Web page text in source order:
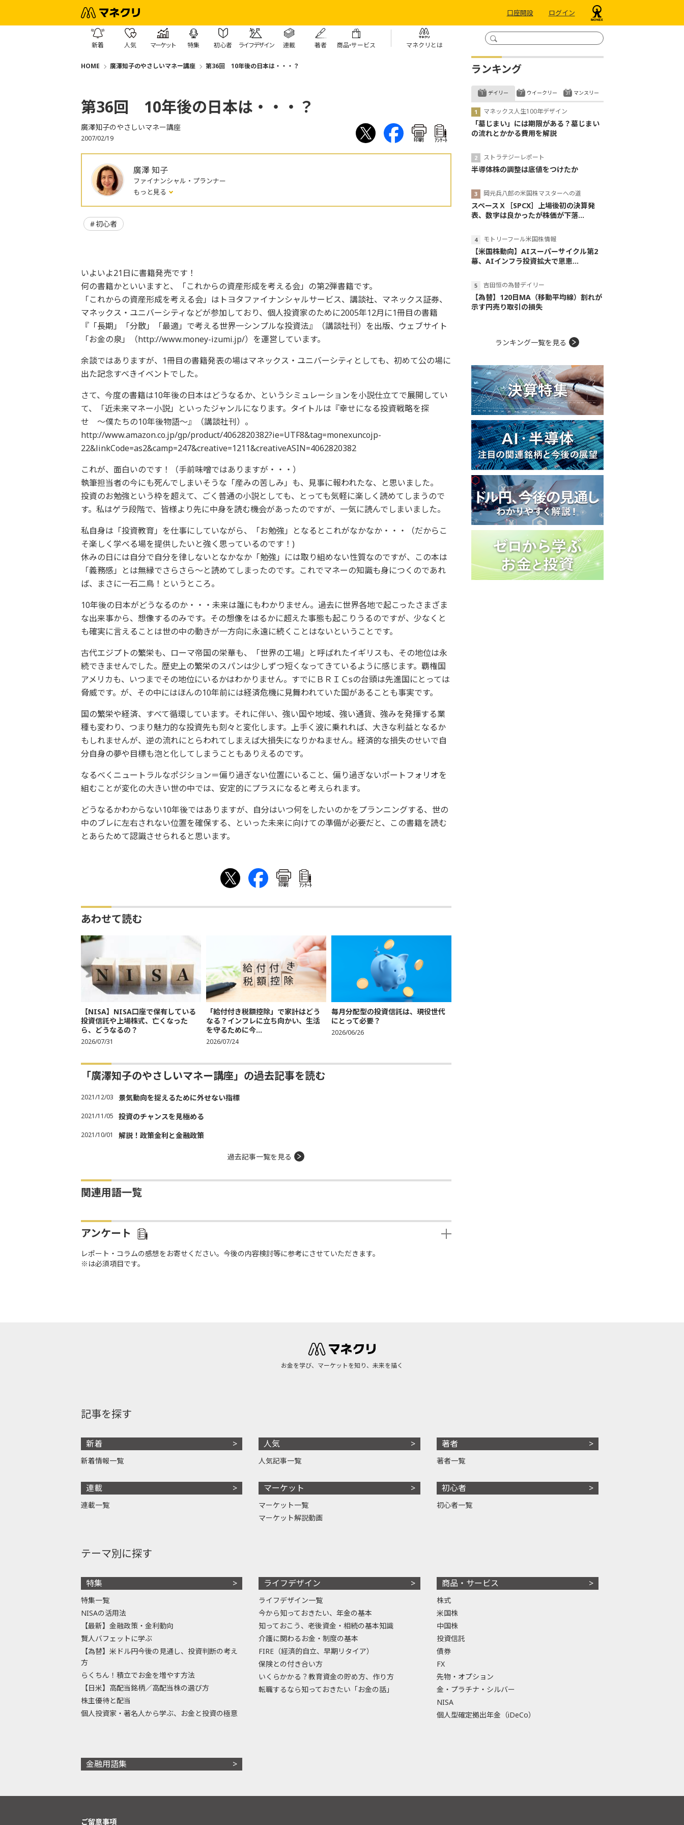
口座開設 ログイン
新着 人気 マーケット 特集 初心者 ライフデザイン 連載 著者 商品・サービス マネクリとは
HOME 廣澤知子のやさしいマネー講座 第36回 10年後の日本は・・・？
第36回 10年後の日本は・・・？
廣澤知子のやさしいマネー講座
2007/02/19 印刷 ｱﾝｹｰﾄ
廣澤 知子
ファイナンシャル・プランナー
もっと見る
初心者
いよいよ21日に書籍発売です！
何の書籍かといいますと、「これからの資産形成を考える会」の第2弾書籍です。
「これからの資産形成を考える会」はトヨタファイナンシャルサービス、講談社、マネックス証券、
マネックス・ユニバーシティなどが参加しており、個人投資家のために2005年12月に1冊目の書籍
『「長期」「分散」「最適」で考える世界一シンプルな投資法』（講談社刊）を出版、ウェブサイト
「お金の泉」（http://www.money-izumi.jp/）を運営しています。
余談ではありますが、1冊目の書籍発表の場はマネックス・ユニバーシティとしても、初めて公の場に
出た記念すべきイベントでした。
さて、今度の書籍は10年後の日本はどうなるか、というシミュレーションを小説仕立てで展開してい
て、「近未来マネー小説」といったジャンルになります。タイトルは『幸せになる投資戦略を探
せ 〜僕たちの10年後物語〜』（講談社刊）。
http://www.amazon.co.jp/gp/product/4062820382?ie=UTF8&tag=monexuncojp-
22&linkCode=as2&camp=247&creative=1211&creativeASIN=4062820382
これが、面白いのです！（手前味噌ではありますが・・・）
執筆担当者の今にも死んでしまいそうな「産みの苦しみ」も、見事に報われたな、と思いました。
投資のお勉強という枠を超えて、ごく普通の小説としても、とっても気軽に楽しく読めてしまうので
す。私はゲラ段階で、皆様より先に中身を読む機会があったのですが、一気に読んでしまいました。
私自身は「投資教育」を仕事にしていながら、「お勉強」となるとこれがなかなか・・・（だからこ
そ楽しく学べる場を提供したいと強く思っているのです！)
休みの日には自分で自分を律しないとなかなか「勉強」には取り組めない性質なのですが、この本は
「義務感」とは無縁でさらさら〜と読めてしまったのです。これでマネーの知識も身につくのであれ
ば、まさに一石二鳥！というところ。
10年後の日本がどうなるのか・・・未来は誰にもわかりません。過去に世界各地で起こったさまざま
な出来事から、想像するのみです。その想像をはるかに超えた事態も起こりうるのですが、少なくと
も確実に言えることは世の中の動きが一方向に永遠に続くことはないということです。
古代エジプトの繁栄も、ローマ帝国の栄華も、「世界の工場」と呼ばれたイギリスも、その地位は永
続できませんでした。歴史上の繁栄のスパンは少しずつ短くなってきているように感じます。覇権国
アメリカも、いつまでその地位にいるかはわかりません。すでにＢＲＩＣsの台頭は先進国にとっては
脅威です。が、その中にはほんの10年前には経済危機に見舞われていた国があることも事実です。
国の繁栄や経済、すべて循環しています。それに伴い、強い国や地域、強い通貨、強みを発揮する業
種も変わり、つまり魅力的な投資先も刻々と変化します。上手く波に乗れれば、大きな利益となるか
もしれませんが、逆の流れにとらわれてしまえば大損失になりかねません。経済的な損失のせいで自
分自身の夢や目標も泡と化してしまうこともありえるのです。
なるべくニュートラルなポジション＝偏り過ぎない位置にいること、偏り過ぎないポートフォリオを
組むことが変化の大きい世の中では、安定的にプラスになると考えられます。
どうなるかわからない10年後ではありますが、自分はいつ何をしたいのかをプランニングする、世の
中のブレに左右されない位置を確保する、といった未来に向けての準備が必要だと、この書籍を読む
とあらためて認識させられると思います。
印刷 ｱﾝｹｰﾄ
あわせて読む
【NISA】NISA口座で保有している
投資信託や上場株式、亡くなった
ら、どうなるの？
2026/07/31
「給付付き税額控除」で家計はどう
なる？インフレに立ち向かい、生活
を守るために今...
2026/07/24
毎月分配型の投資信託は、現役世代
にとって必要？
2026/06/26
「廣澤知子のやさしいマネー講座」の過去記事を読む
2021/12/03 景気動向を捉えるために外せない指標
2021/11/05 投資のチャンスを見極める
2021/10/01 解説！政策金利と金融政策
過去記事一覧を見る
関連用語一覧
アンケート
レポート・コラムの感想をお寄せください。今後の内容検討等に参考にさせていただきます。
※は必須項目です。
ランキング
デイリー
マネックス人生100年デザイン
「墓じまい」には期限がある？墓じまい
の流れとかかる費用を解説
ストラテジーレポート
半導体株の調整は底値をつけたか
岡元兵八郎の米国株マスターへの道
スペースＸ［SPCX］上場後初の決算発
表、数字は良かったが株価が下落...
モトリーフール米国株情報
【米国株動向】AIスーパーサイクル第2
幕、AIインフラ投資拡大で恩恵...
吉田恒の為替デイリー
【為替】120日MA（移動平均線）割れが
示す円売り取引の損失
ウイークリー マンスリー
ランキング一覧を見る
お金を学び、マーケットを知り、未来を描く
記事を探す
新着
新着情報一覧
連載
連載一覧
人気
人気記事一覧
マーケット
マーケット一覧
マーケット解説動画
著者
著者一覧
初心者
初心者一覧
テーマ別に探す
特集
特集一覧
NISAの活用法
【最新】金融政策・金利動向
賢人バフェットに学ぶ
【為替】米ドル円今後の見通し、投資判断の考え
方
らくちん！積立でお金を増やす方法
【日米】高配当銘柄／高配当株の選び方
株主優待と配当
個人投資家・著名人から学ぶ、お金と投資の極意
ライフデザイン
ライフデザイン一覧
今から知っておきたい、年金の基本
知っておこう、老後資金・相続の基本知識
介護に関わるお金・制度の基本
FIRE（経済的自立、早期リタイア）
保険との付き合い方
いくらかかる？教育資金の貯め方、作り方
転職するなら知っておきたい「お金の話」
商品・サービス
株式
米国株
中国株
投資信託
債券
FX
先物・オプション
金・プラチナ・シルバー
NISA
個人型確定拠出年金（iDeCo）
金融用語集
ご留意事項